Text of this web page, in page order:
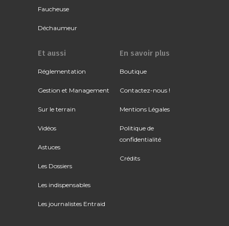
Faucheuse
Déchaumeur
Et aussi
Réglementation
Gestion et Management
Sur le terrain
Vidéos
Astuces
Les Dossiers
Les indispensables
Les journalistes Entraid
En savoir plus
Boutique
Contactez-nous !
Mentions Légales
Politique de
confidentialité
Crédits